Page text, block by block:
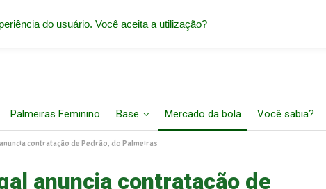
Palmeiras Feminino Base Mercado da bola Você sabia?
contratação de Pedrão, do Palmeiras
anuncia contratação de
do usuário. Você aceita a utilização?